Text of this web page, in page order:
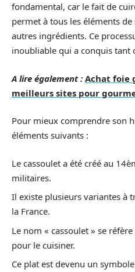
fondamental, car le fait de
permet à tous les éléments
autres ingrédients. Ce
inoubliable qui a conquis tant
A lire également : Achat foie
meilleurs sites pour
Pour mieux comprendre son
éléments suivants :
Le cassoulet a été créé au
militaires.
Il existe plusieurs variantes à
la France.
Le nom « cassoulet » se
pour le cuisiner.
Ce plat est devenu un